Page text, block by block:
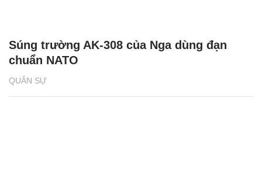
QUÂN SỰ
Súng trường AK-308 của Nga dùng đạn
chuẩn NATO